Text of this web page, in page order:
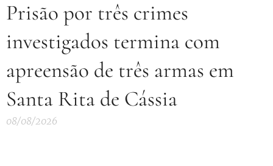
Prisão por três crimes
investigados termina com
apreensão de três armas em
Santa Rita de Cássia
08/08/2026